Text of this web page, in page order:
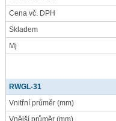
Cena vč. DPH
Skladem
Mj
RWGL-31
Vnitřní průměr (mm)
Vnější průměr (mm)